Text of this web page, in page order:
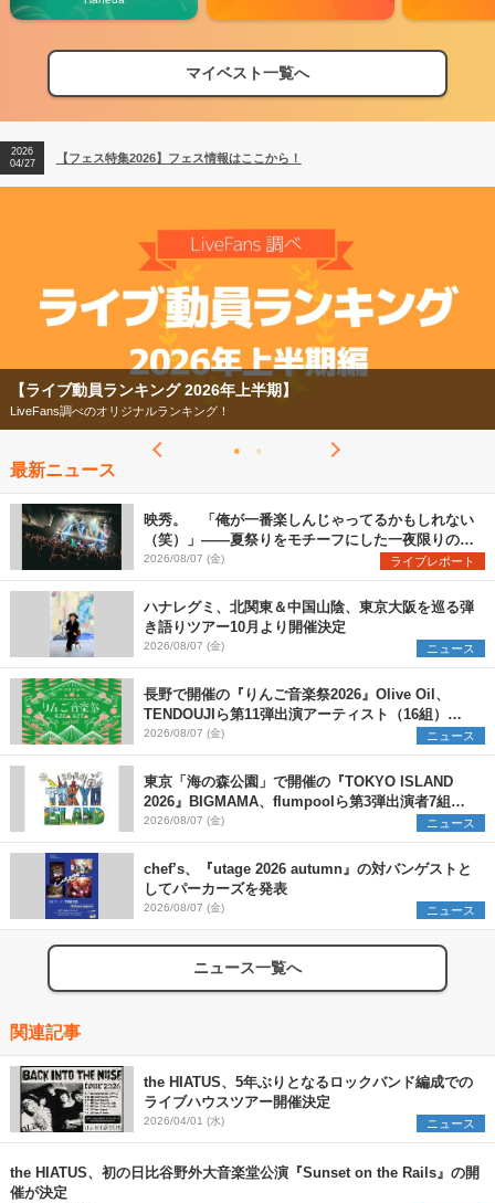
マイベスト一覧へ
【フェス特集2026】フェス情報はここから！
【ライブ動員ランキング】2026年上半期編発表！
2026
04/27
【フェス特集2026】フェス情報はここから！
2026
【ライブ動員ランキング 2026年上半期】
LiveFans調べのオリジナルランキング！
最新ニュース
映秀。 「俺が一番楽しんじゃってるかもしれない
（笑）」――夏祭りをモチーフにした一夜限りのス
ペシャルライブ『色祭』レポート
2026/08/07 (金) ライブレポート
ハナレグミ、北関東＆中国山陰、東京大阪を巡る弾
き語りツアー10月より開催決定
2026/08/07 (金) ニュース
長野で開催の『りんご音楽祭2026』Olive Oil、
TENDOUJIら第11弾出演アーティスト（16組）を
発表
2026/08/07 (金) ニュース
東京「海の森公園」で開催の『TOKYO ISLAND
2026』BIGMAMA、flumpoolら第3弾出演者7組を
発表 ワークショップ・アート出展者を募集
2026/08/07 (金) ニュース
chef’s、『utage 2026 autumn』の対バンゲストと
してパーカーズを発表
2026/08/07 (金) ニュース
ニュース一覧へ
関連記事
the HIATUS、5年ぶりとなるロックバンド編成での
ライブハウスツアー開催決定
2026/04/01 (水) ニュース
the HIATUS、初の日比谷野外大音楽堂公演『Sunset on the Rails』の開
催が決定